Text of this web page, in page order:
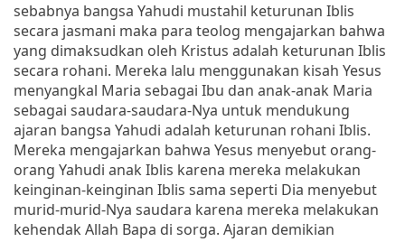
sebabnya bangsa Yahudi mustahil keturunan Iblis
secara jasmani maka para teolog mengajarkan bahwa
yang dimaksudkan oleh Kristus adalah keturunan Iblis
secara rohani. Mereka lalu menggunakan kisah Yesus
menyangkal Maria sebagai Ibu dan anak-anak Maria
sebagai saudara-saudara-Nya untuk mendukung
ajaran bangsa Yahudi adalah keturunan rohani Iblis.
Mereka mengajarkan bahwa Yesus menyebut orang-
orang Yahudi anak Iblis karena mereka melakukan
keinginan-keinginan Iblis sama seperti Dia menyebut
murid-murid-Nya saudara karena mereka melakukan
kehendak Allah Bapa di sorga. Ajaran demikian